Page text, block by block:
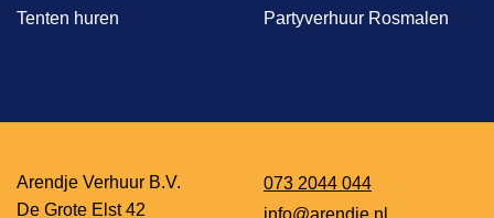
Tenten huren
Partyverhuur Rosmalen
Arendje Verhuur B.V.
De Grote Elst 42
073 2044 044